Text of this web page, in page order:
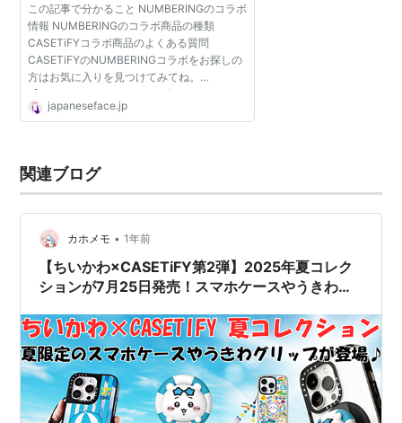
この記事で分かること NUMBERINGのコラボ
情報 NUMBERINGのコラボ商品の種類
CASETiFYコラボ商品のよくある質問
CASETiFYのNUMBERINGコラボをお探しの
方はお気に入りを見つけてみてね。
【NUMBERINGがCASETiFY(ケースティファ
イ)とコラボ開催！】 CASETiFY(...
japaneseface.jp
関連ブログ
カホメモ • 1年前
【ちいかわ×CASETiFY第2弾】2025年夏コレク
ションが7月25日発売！スマホケースやうきわ型